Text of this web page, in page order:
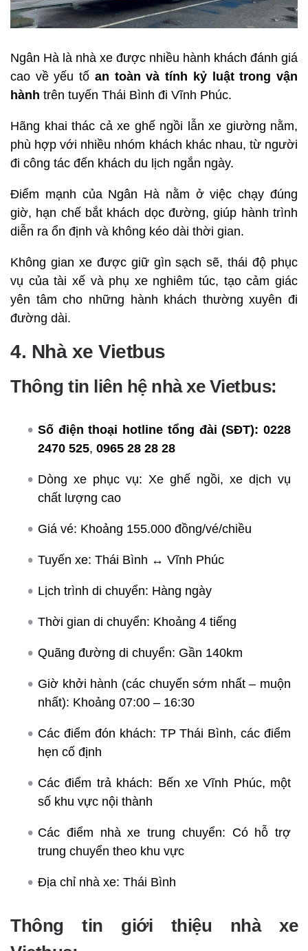
Ngân Hà là nhà xe được nhiều hành khách đánh giá
cao về yếu tố an toàn và tính kỷ luật trong vận
hành trên tuyến Thái Bình đi Vĩnh Phúc.
Hãng khai thác cả xe ghế ngồi lẫn xe giường nằm,
phù hợp với nhiều nhóm khách khác nhau, từ người
đi công tác đến khách du lịch ngắn ngày.
Điểm mạnh của Ngân Hà nằm ở việc chạy đúng
giờ, hạn chế bắt khách dọc đường, giúp hành trình
diễn ra ổn định và không kéo dài thời gian.
Không gian xe được giữ gìn sạch sẽ, thái độ phục
vụ của tài xế và phụ xe nghiêm túc, tạo cảm giác
yên tâm cho những hành khách thường xuyên đi
đường dài.
4. Nhà xe Vietbus
Thông tin liên hệ nhà xe Vietbus:
Số điện thoại hotline tổng đài (SĐT): 0228
2470 525, 0965 28 28 28
Dòng xe phục vụ: Xe ghế ngồi, xe dịch vụ
chất lượng cao
Giá vé: Khoảng 155.000 đồng/vé/chiều
Tuyến xe: Thái Bình ↔ Vĩnh Phúc
Lịch trình di chuyển: Hàng ngày
Thời gian di chuyển: Khoảng 4 tiếng
Quãng đường di chuyển: Gần 140km
Giờ khởi hành (các chuyến sớm nhất – muộn
nhất): Khoảng 07:00 – 16:30
Các điểm đón khách: TP Thái Bình, các điểm
hẹn cố định
Các điểm trả khách: Bến xe Vĩnh Phúc, một
số khu vực nội thành
Các điểm nhà xe trung chuyển: Có hỗ trợ
trung chuyển theo khu vực
Địa chỉ nhà xe: Thái Bình
Thông tin giới thiệu nhà xe